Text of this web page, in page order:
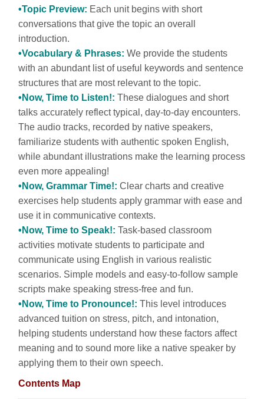
•Topic Preview: Each unit begins with short
conversations that give the topic an overall
introduction.
•Vocabulary & Phrases: We provide the students
with an abundant list of useful keywords and sentence
structures that are most relevant to the topic.
•Now, Time to Listen!: These dialogues and short
talks accurately reflect typical, day-to-day encounters.
The audio tracks, recorded by native speakers,
familiarize students with authentic spoken English,
while abundant illustrations make the learning process
even more appealing!
•Now, Grammar Time!: Clear charts and creative
exercises help students apply grammar with ease and
use it in communicative contexts.
•Now, Time to Speak!: Task-based classroom
activities motivate students to participate and
communicate using English in various realistic
scenarios. Simple models and easy-to-follow sample
scripts make speaking stress-free and fun.
•Now, Time to Pronounce!: This level introduces
advanced tuition on stress, pitch, and intonation,
helping students understand how these factors affect
meaning and to sound more like a native speaker by
applying them to their own speech.
Contents Map